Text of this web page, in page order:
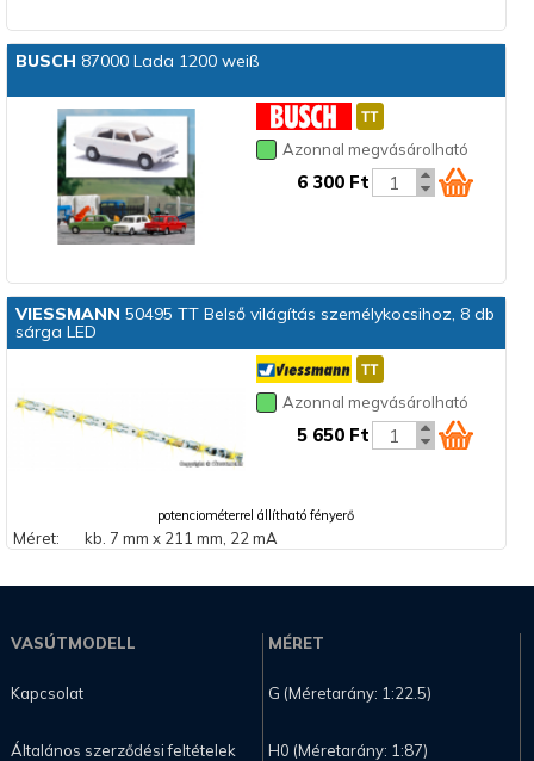
BUSCH 87000 Lada 1200 weiß
Azonnal megvásárolható
6 300 Ft
VIESSMANN 50495 TT Belső világítás személykocsihoz, 8 db
sárga LED
Azonnal megvásárolható
5 650 Ft
potenciométerrel állítható fényerő
Méret: kb. 7 mm x 211 mm, 22 mA
VASÚTMODELL
Kapcsolat
Általános szerződési feltételek
MÉRET
G (Méretarány: 1:22.5)
H0 (Méretarány: 1:87)